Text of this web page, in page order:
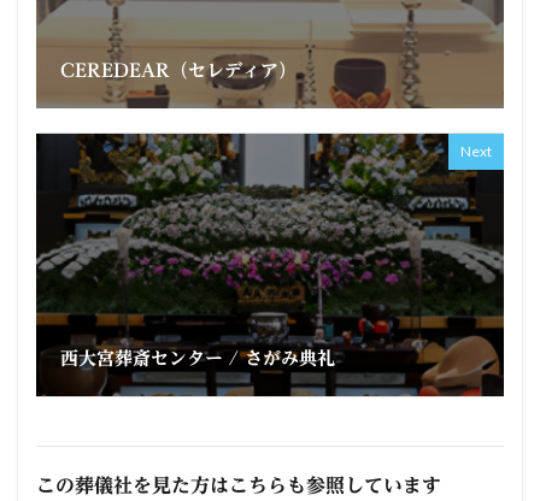
CEREDEAR（セレディア）
Next
西大宮葬斎センター / さがみ典礼
この葬儀社を見た方はこちらも参照しています